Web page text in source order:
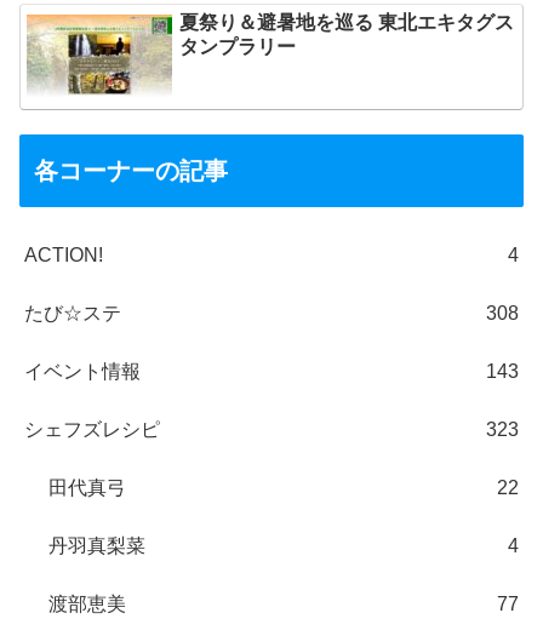
夏祭り＆避暑地を巡る 東北エキタグス
タンプラリー
各コーナーの記事
ACTION! 4
たび☆ステ 308
イベント情報 143
シェフズレシピ 323
田代真弓 22
丹羽真梨菜 4
渡部恵美 77